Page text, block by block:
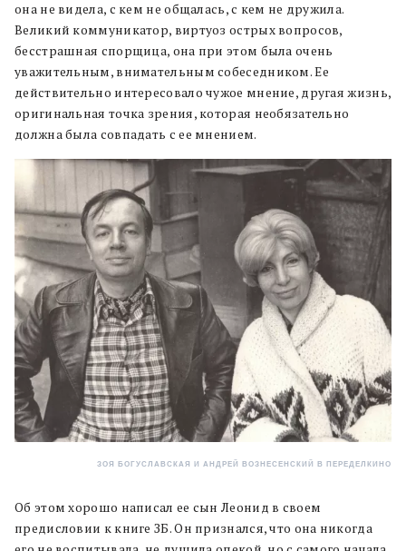
она не видела, с кем не общалась, с кем не дружила.
Великий коммуникатор, виртуоз острых вопросов,
бесстрашная спорщица, она при этом была очень
уважительным, внимательным собеседником. Ее
действительно интересовало чужое мнение, другая жизнь,
оригинальная точка зрения, которая необязательно
должна была совпадать с ее мнением.
ЗОЯ БОГУСЛАВСКАЯ И АНДРЕЙ ВОЗНЕСЕНСКИЙ В ПЕРЕДЕЛКИНО
Об этом хорошо написал ее сын Леонид в своем
предисловии к книге ЗБ. Он признался, что она никогда